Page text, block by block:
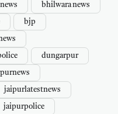
bhilwara news
bjp
dungarpur
jaipurlatestnews
jaipurpolice